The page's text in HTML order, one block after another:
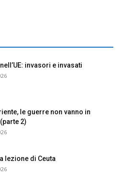
invasori e invasati
le guerre non vanno in
2)
lezione di Ceuta